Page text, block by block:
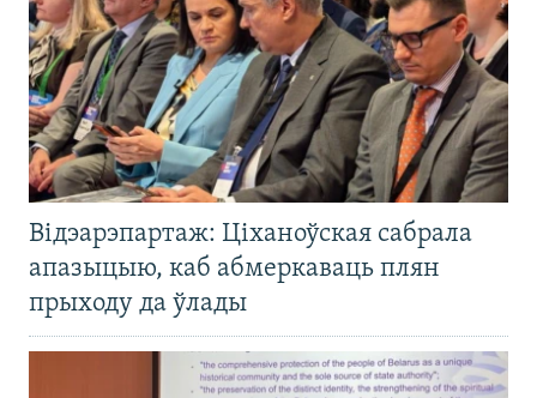
Відэарэпартаж: Ціханоўская сабрала
апазыцыю, каб абмеркаваць плян
прыходу да ўлады